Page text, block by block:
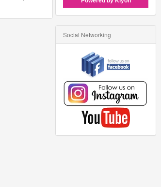
Social Networking